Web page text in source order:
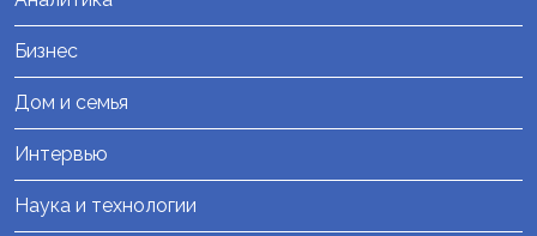
Бизнес
Дом и семья
Интервью
Наука и технологии